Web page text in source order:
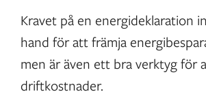
Kravet på en energideklaration
hand för att främja
men är även ett bra verktyg för
driftkostnader.